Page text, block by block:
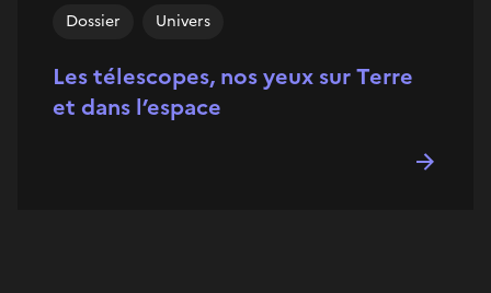
Les télescopes, nos yeux sur Terre
et dans l’espace
Dossier Univers